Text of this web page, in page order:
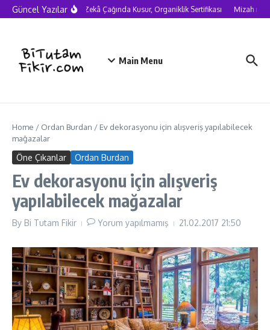
Skip to content
Güncel YazılarYapay Zekâ Çağında Kusur, Organiklik Sertifikası Mizah
Main Menu
Home / Ordan Burdan / Ev dekorasyonu için alışveriş yapılabilecek
mağazalar
Öne Çıkanlar Ordan Burdan
Ev dekorasyonu için alışveriş
yapılabilecek mağazalar
By Bi Tutam Fikir Yorum yapılmamış 21.02.2017 21:50